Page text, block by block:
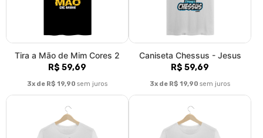
Tira a Mão de Mim Cores 2
R$ 59,69
3x de R$ 19,90 sem juros
Caniseta Chessus - Jesus
R$ 59,69
3x de R$ 19,90 sem juros